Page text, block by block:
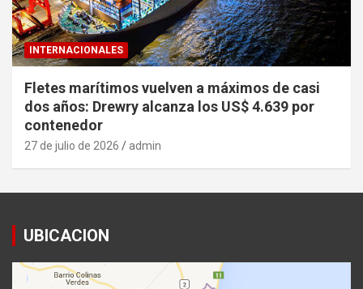
INTERNACIONALES
Fletes marítimos vuelven a máximos de casi
dos años: Drewry alcanza los US$ 4.639 por
contenedor
27 de julio de 2026 admin
UBICACION